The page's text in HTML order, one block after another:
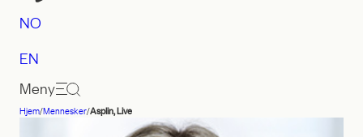
Advokatfirmaet
NO
EN
Meny
Hjem/Mennesker/Asplin, Live